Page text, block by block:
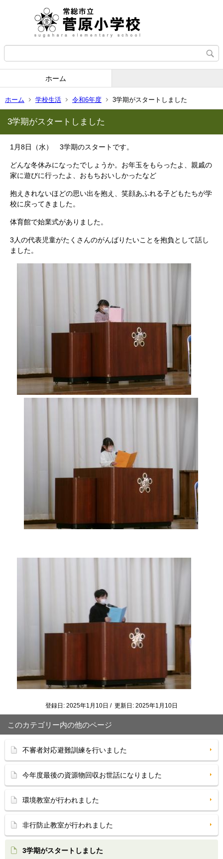
ホーム
ホーム 学校生活 令和6年度 3学期がスタートしました
3学期がスタートしました
1月8日（水） 3学期のスタートです。
どんな冬休みになったでしょうか。お年玉をもらったよ、親戚の
家に遊びに行ったよ、おもちおいしかったなど
抱えきれないほどの思い出を抱え、笑顔あふれる子どもたちが学
校に戻ってきました。
体育館で始業式がありました。
3人の代表児童がたくさんのがんばりたいことを抱負として話し
ました。
登録日: 2025年1月10日 / 更新日: 2025年1月10日
このカテゴリー内の他のページ
不審者対応避難訓練を行いました
今年度最後の資源物回収お世話になりました
環境教室が行われました
非行防止教室が行われました
3学期がスタートしました